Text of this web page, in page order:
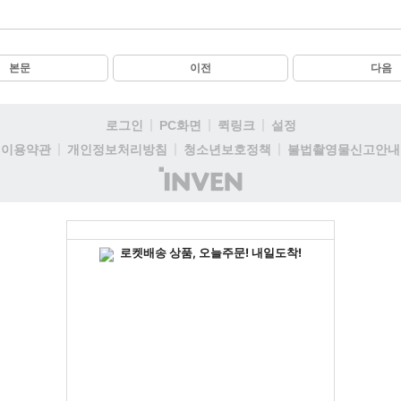
본문 이전 다음
로그인 PC화면 퀵링크
설정
이용약관
개인정보처리방침 청소년보호정책
불법촬영물신고안내
(주)
인